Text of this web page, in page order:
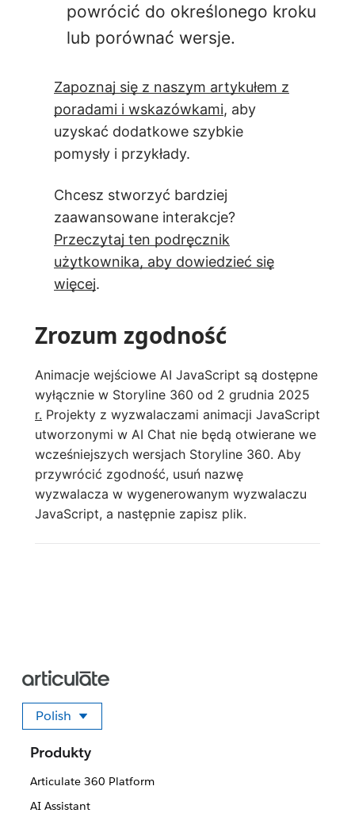
powrócić do określonego kroku
lub porównać wersje.
Zapoznaj się z naszym artykułem z
poradami i wskazówkami, aby
uzyskać dodatkowe szybkie
pomysły i przykłady.
Chcesz stworzyć bardziej
zaawansowane interakcje?
Przeczytaj ten podręcznik
użytkownika, aby dowiedzieć się
więcej.
Zrozum zgodność
Animacje wejściowe AI JavaScript są dostępne
wyłącznie w Storyline 360 od 2 grudnia 2025
r. Projekty z wyzwalaczami animacji JavaScript
utworzonymi w AI Chat nie będą otwierane we
wcześniejszych wersjach Storyline 360. Aby
przywrócić zgodność, usuń nazwę
wyzwalacza w wygenerowanym wyzwalaczu
JavaScript, a następnie zapisz plik.
Polish
Wybierz swój język
Produkty
Articulate 360 Platform
AI Assistant